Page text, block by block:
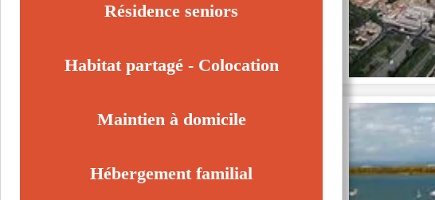
Résidence seniors
Habitat partagé - Colocation
Maintien à domicile
Hébergement familial